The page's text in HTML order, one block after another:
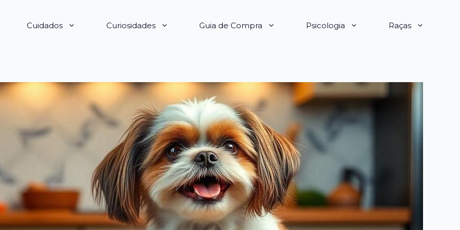
Cuidados Curiosidades Guia de Compra Psicologia Raças